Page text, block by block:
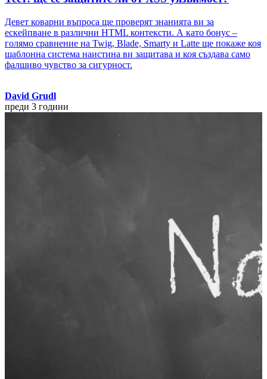
Девет коварни въпроса ще проверят знанията ви за
ескейпване в различни HTML контексти. А като бонус –
голямо сравнение на Twig, Blade, Smarty и Latte ще покаже коя
шаблонна система наистина ви защитава и коя създава само
фалшиво чувство за сигурност.
David Grudl
преди 3 години